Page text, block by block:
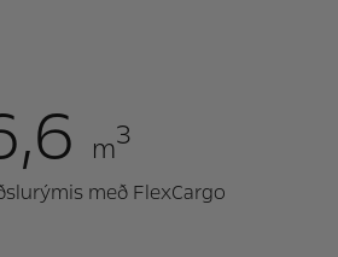
m3
með FlexCargo